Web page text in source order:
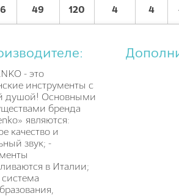
49 120 4 4
- это
инструменты с
душой! Основными
бренда
являются:
качество и
звук; -
в Италии;
система